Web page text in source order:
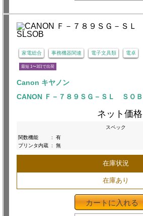
家電総合 事務機器関連 電子文具類 電卓
最短 1〜3日で出荷
Canon キヤノン
CANON Ｆ－７８９ＳＧ－ＳＬ ＳＯ
ネット価格
スペック
関数機能
:
有
プリンタ内蔵 : 無
在庫状況
在庫あり
カートに入れる